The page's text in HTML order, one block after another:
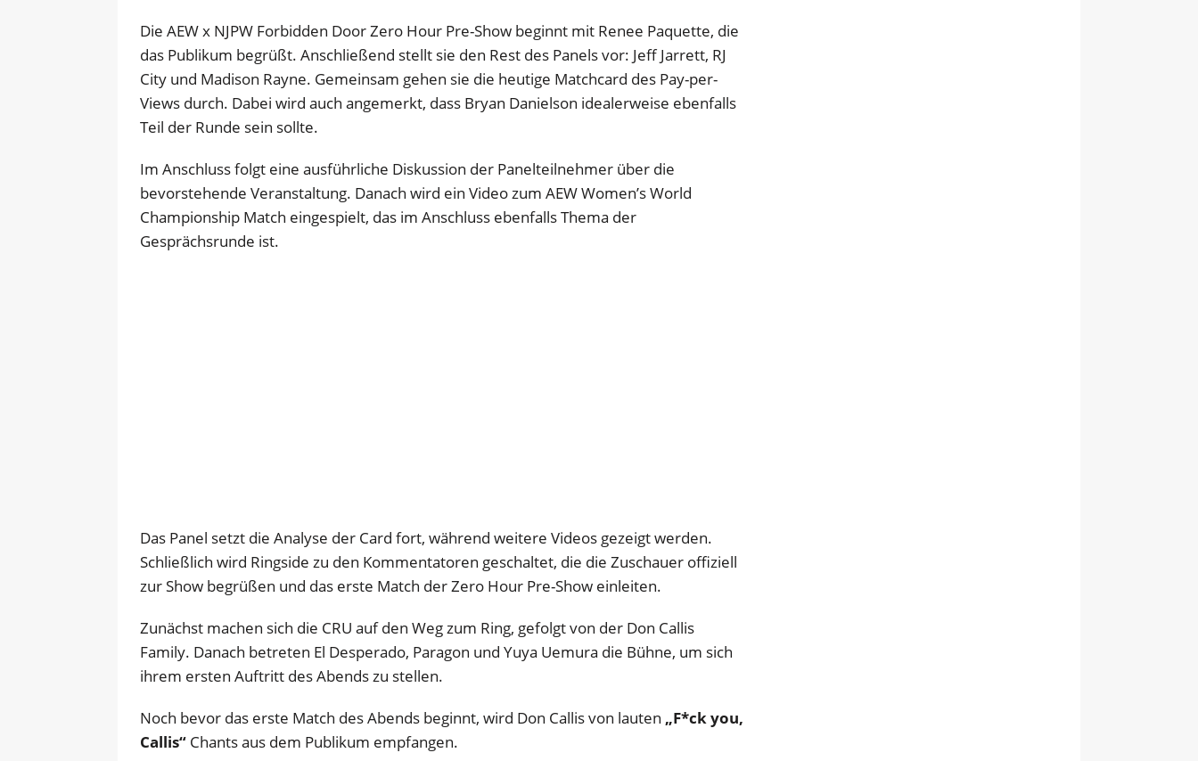
Die AEW x NJPW Forbidden Door Zero Hour Pre-Show beginnt mit Renee Paquette, die
das Publikum begrüßt. Anschließend stellt sie den Rest des Panels vor: Jeff Jarrett, RJ
City und Madison Rayne. Gemeinsam gehen sie die heutige Matchcard des Pay-per-
Views durch. Dabei wird auch angemerkt, dass Bryan Danielson idealerweise ebenfalls
Teil der Runde sein sollte.
Im Anschluss folgt eine ausführliche Diskussion der Panelteilnehmer über die
bevorstehende Veranstaltung. Danach wird ein Video zum AEW Women’s World
Championship Match eingespielt, das im Anschluss ebenfalls Thema der
Gesprächsrunde ist.
Das Panel setzt die Analyse der Card fort, während weitere Videos gezeigt werden.
Schließlich wird Ringside zu den Kommentatoren geschaltet, die die Zuschauer offiziell
zur Show begrüßen und das erste Match der Zero Hour Pre-Show einleiten.
Zunächst machen sich die CRU auf den Weg zum Ring, gefolgt von der Don Callis
Family. Danach betreten El Desperado, Paragon und Yuya Uemura die Bühne, um sich
ihrem ersten Auftritt des Abends zu stellen.
Noch bevor das erste Match des Abends beginnt, wird Don Callis von lauten „F*ck you,
Callis“ Chants aus dem Publikum empfangen.